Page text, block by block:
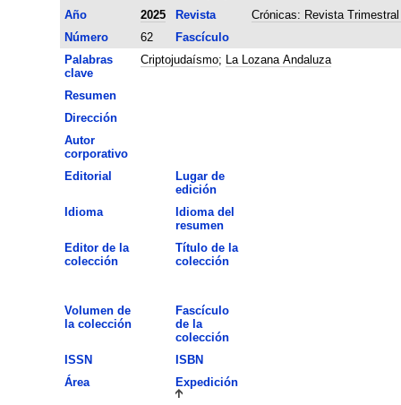
Año
2025 Revista
Crónicas: Revista
Número
62
Fascículo
Palabras
clave
Criptojudaísmo; La Lozana Andaluza
Resumen
Dirección
Autor
corporativo
Editorial
Lugar de
edición
Idioma
Idioma del
resumen
Editor de la
colección
Título de la
colección
Volumen de
la colección
Fascículo
de la
colección
ISSN
ISBN
Área
Expedición